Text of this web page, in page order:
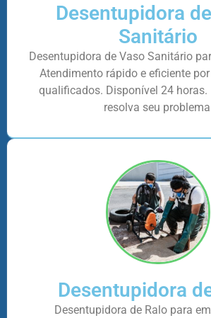
Desentupidora
Sanitário
Desentupidora de Vaso Sanitário
Atendimento rápido e eficiente
qualificados. Disponível 24 horas.
resolva seu
Desentupidora
Desentupidora de Ralo para